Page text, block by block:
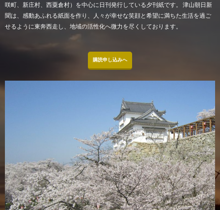
咲町、新庄村、西粟倉村）を中心に日刊発行している夕刊紙です。 津山朝日新
聞は、感動あふれる紙面を作り、人々が幸せな笑顔と希望に満ちた生活を過ご
せるように東奔西走し、地域の活性化へ微力を尽くしております。
購読申し込みへ